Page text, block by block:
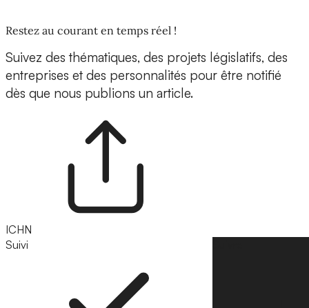
Restez au courant en temps réel !
Suivez des thématiques, des projets législatifs, des
entreprises et des personnalités pour être notifié
dès que nous publions un article.
ICHN
Suivi